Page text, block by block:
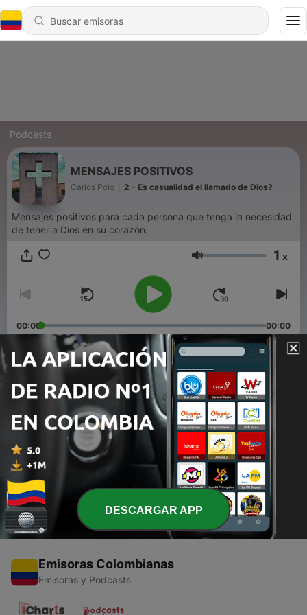
Podcasts
MENSAJES POSITIVOS
Carlos Polo 2 - Es casualidad el llamado de Dios?
Mensajes positivos para cada persona que tenga la necesidad
de tener a Dios en su corazón.
Volumen 1 x
00:00 00:00
Es casualidad el llamado de Dios?
11 jul. 2020
1 - Bajo la voluntad de Dios
09 jul. 2020
Emisoras Colombianas
Emisoras y Podcasts
DESCARGAR APP